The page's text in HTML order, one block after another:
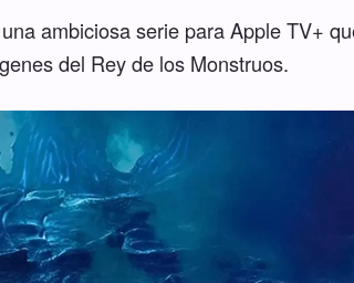
ambiciosa serie para Apple TV+
del Rey de los Monstruos.